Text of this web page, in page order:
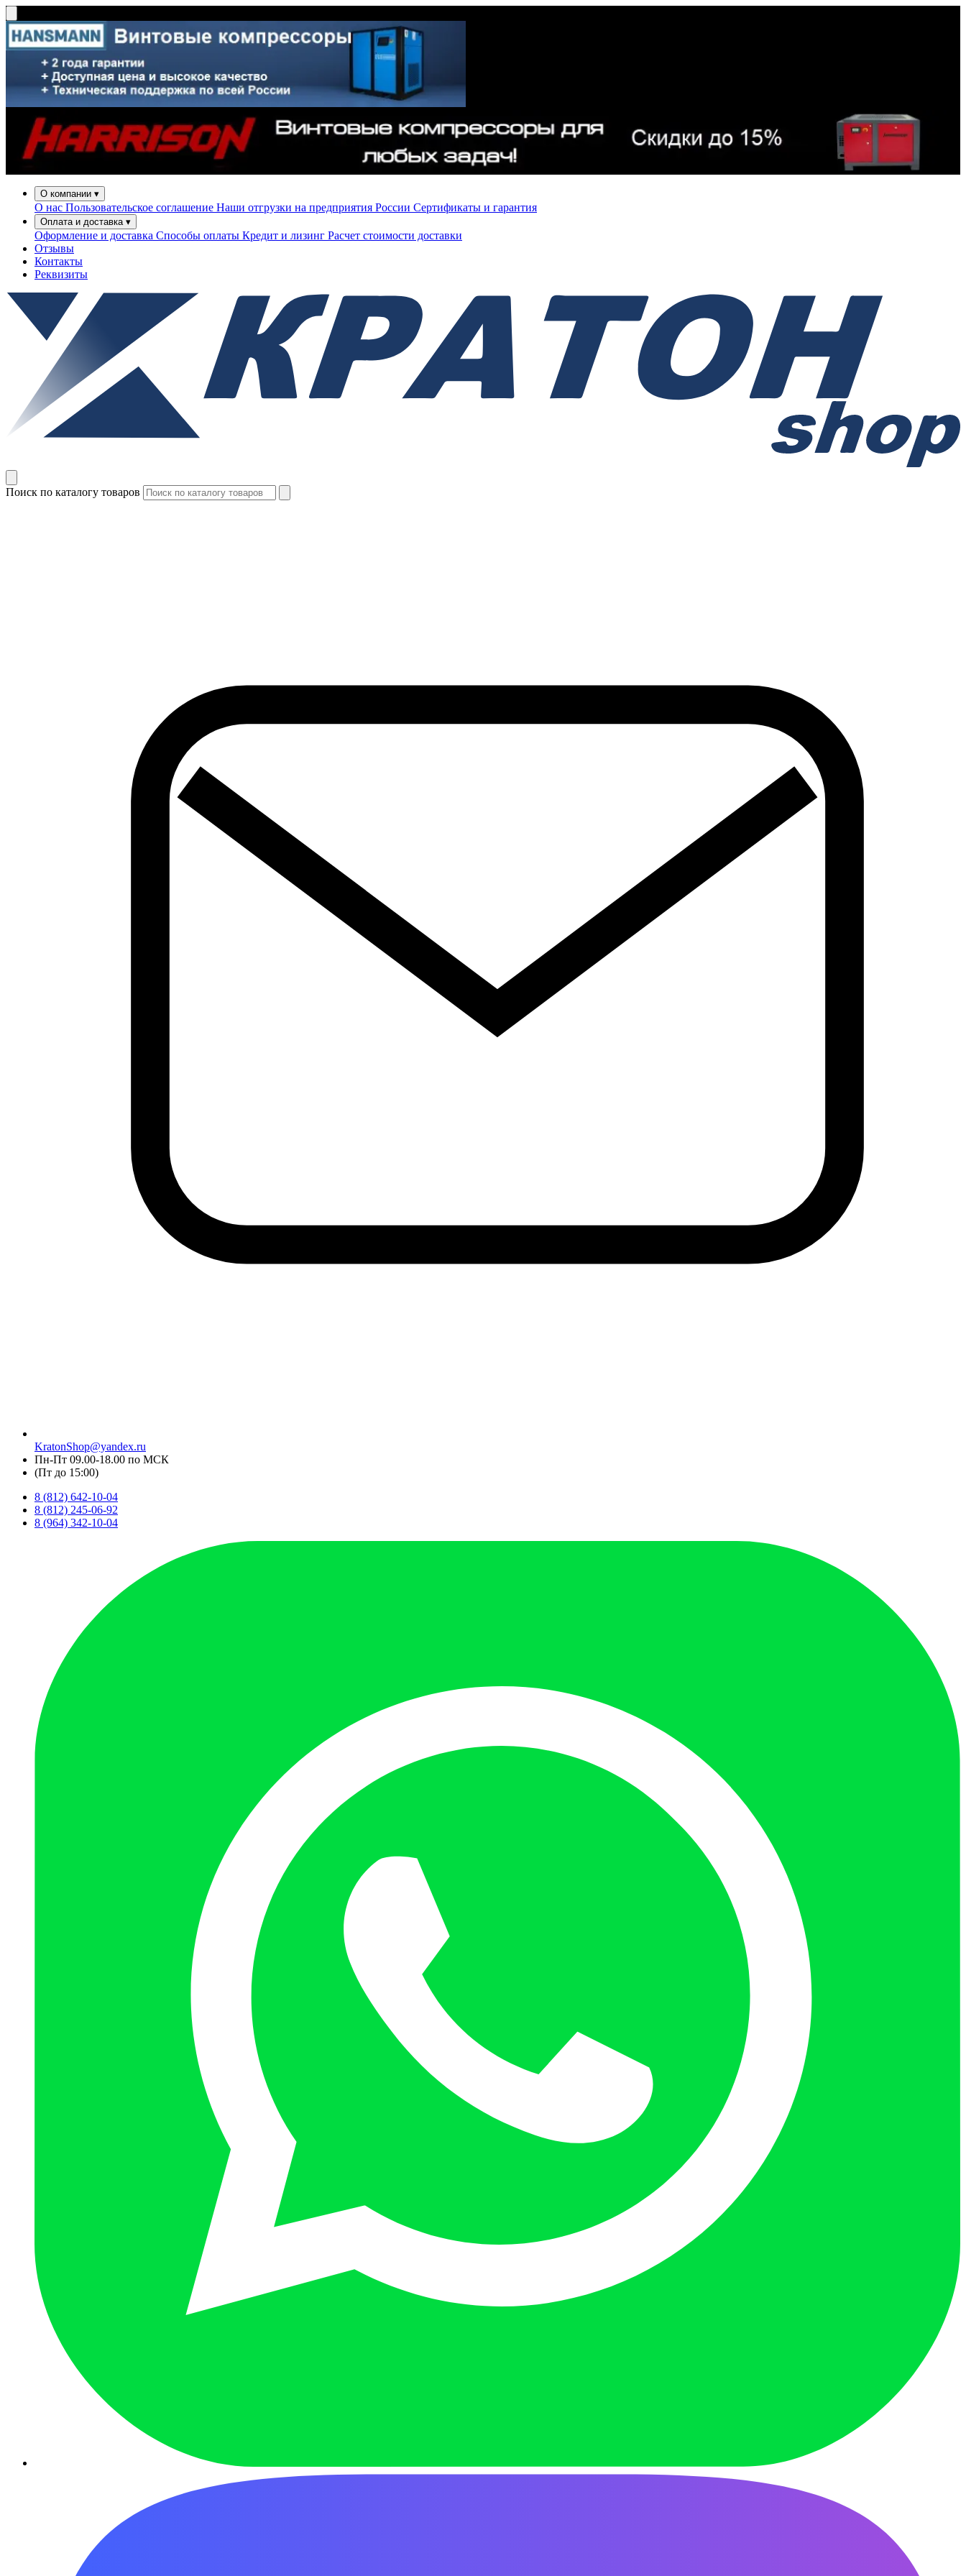
О компании ▾
О нас Пользовательское соглашение Наши отгрузки на предприятия России Сертификаты и гарантия
Оплата и доставка ▾
Оформление и доставка Способы оплаты Кредит и лизинг Расчет стоимости доставки
Отзывы
Контакты
Реквизиты
Поиск по каталогу товаров
KratonShop@yandex.ru
Пн-Пт 09.00-18.00 по МСК
(Пт до 15:00)
8 (812) 642-10-04
8 (812) 245-06-92
8 (964) 342-10-04